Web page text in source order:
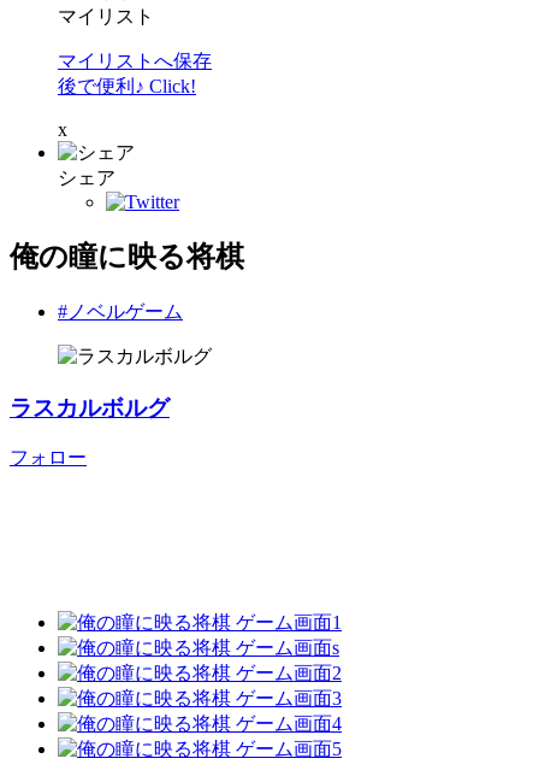
マイリスト
マイリストへ保存
後で便利♪ Click!
x
シェア
俺の瞳に映る将棋
#ノベルゲーム
ラスカルボルグ
フォロー